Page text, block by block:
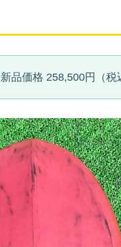
品価格 258,500円（税